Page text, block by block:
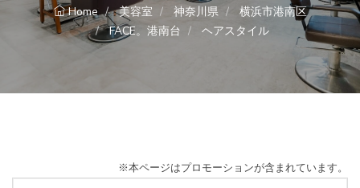
Home 美容室 神奈川県
横浜市港南区
FACE。港南台
ヘアスタイル
※本ページはプロモーションが含まれています。